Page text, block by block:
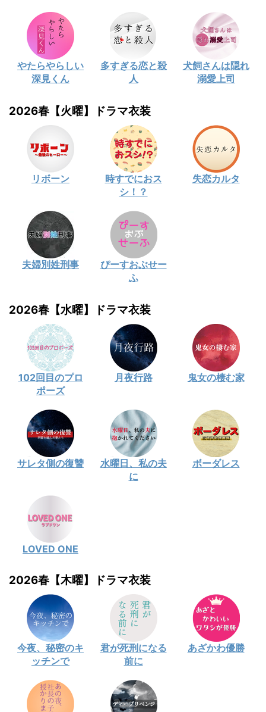
やたらやらしい
深見くん
多すぎる恋と殺
人
犬飼さんは隠れ
溺愛上司
2026春【火曜】ドラマ衣装
リボーン
時すでにおス
シ！？
失恋カルタ
夫婦別姓刑事
ぴーすおぶせー
ふ
2026春【水曜】ドラマ衣装
102回目のプロ
ポーズ
月夜行路 鬼女の棲む家
サレタ側の復讐
水曜日、私の夫
に
ボーダレス
LOVED ONE
2026春【木曜】ドラマ衣装
今夜、秘密のキ
ッチンで
君が死刑になる
前に
あざかわ優勝